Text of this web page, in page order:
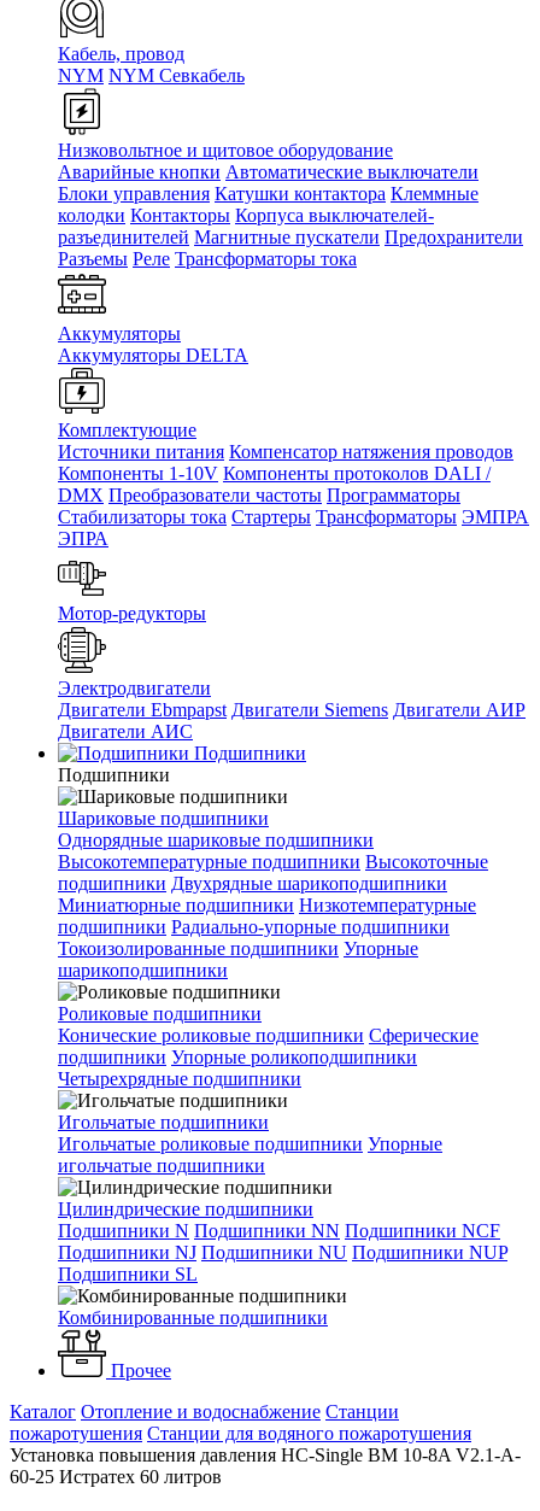
Кабель, провод
NYM NYM Севкабель
Низковольтное и щитовое оборудование
Аварийные кнопки Автоматические выключатели
Блоки управления Катушки контактора Клеммные
колодки Контакторы Корпуса выключателей-
разъединителей Магнитные пускатели Предохранители
Разъемы Реле Трансформаторы тока
Аккумуляторы
Аккумуляторы DELTA
Комплектующие
Источники питания Компенсатор натяжения проводов
Компоненты 1-10V Компоненты протоколов DALI /
DMX Преобразователи частоты Программаторы
Стабилизаторы тока Стартеры Трансформаторы ЭМПРА
ЭПРА
Мотор-редукторы
Электродвигатели
Двигатели Ebmpapst Двигатели Siemens Двигатели АИР
Двигатели АИС
Подшипники
Подшипники
Шариковые подшипники
Однорядные шариковые подшипники
Высокотемпературные подшипники Высокоточные
подшипники Двухрядные шарикоподшипники
Миниатюрные подшипники Низкотемпературные
подшипники Радиально-упорные подшипники
Токоизолированные подшипники Упорные
шарикоподшипники
Роликовые подшипники
Конические роликовые подшипники Сферические
подшипники Упорные роликоподшипники
Четырехрядные подшипники
Игольчатые подшипники
Игольчатые роликовые подшипники Упорные
игольчатые подшипники
Цилиндрические подшипники
Подшипники N Подшипники NN Подшипники NCF
Подшипники NJ Подшипники NU Подшипники NUP
Подшипники SL
Комбинированные подшипники
Прочее
Каталог Отопление и водоснабжение Станции
пожаротушения Станции для водяного пожаротушения
Установка повышения давления HC-Single BM 10-8A V2.1-A-
60-25 Истратех 60 литров